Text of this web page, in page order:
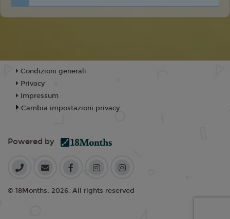
Condizioni generali
Privacy
Impressum
Cambia impostazioni privacy
Powered by
© 18Months, 2026. All rights reserved